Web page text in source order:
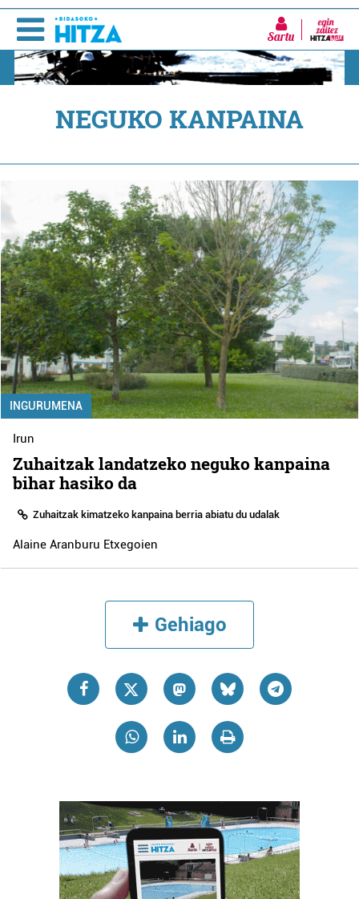
Sartu
NEGUKO KANPAINA
INGURUMENA
Irun
Zuhaitzak landatzeko neguko kanpaina
bihar hasiko da
Zuhaitzak kimatzeko kanpaina berria abiatu du udalak
Alaine Aranburu Etxegoien
Gehiago